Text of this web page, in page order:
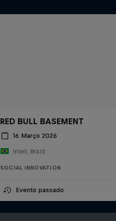
RED BULL BASEMENT
16 Março 2026
Inteli, Brazil
SOCIAL INNOVATION
Evento passado